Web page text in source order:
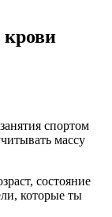
спортом
массу
состояние
которые ты